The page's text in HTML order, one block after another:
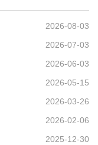
2026-08-03
2026-07-03
2026-06-03
2026-05-15
2026-03-26
2026-02-06
2025-12-30